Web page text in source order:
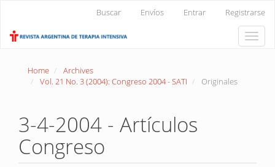
Content
Buscar Envíos Entrar Registrarse
Toggle
Home
Archives
Vol. 21 No. 3 (2004): Congreso 2004 - SATI
Originales
3-4-2004 - Artículos
Congreso